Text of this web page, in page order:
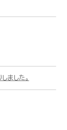
ました。